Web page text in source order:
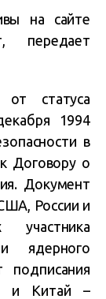
на сайте
передает
от статуса
1994
в
Договору о
Документ
России и
участника
ядерного
и Китай –